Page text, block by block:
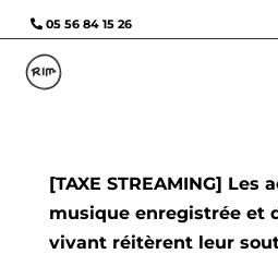
05 56 84 15 26
[TAXE STREAMING] Les
musique enregistrée et
vivant réitèrent leur